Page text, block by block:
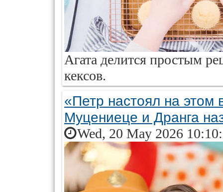
Агата делится простым
кексов.
«Петр настоял на этом
Муцениеце и Дранга
Wed, 20 May 2026